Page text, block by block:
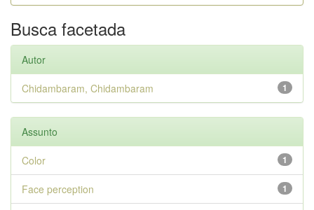
Busca facetada
Autor
1
Chidambaram, Chidambaram
Assunto
1
Color
1
Face perception